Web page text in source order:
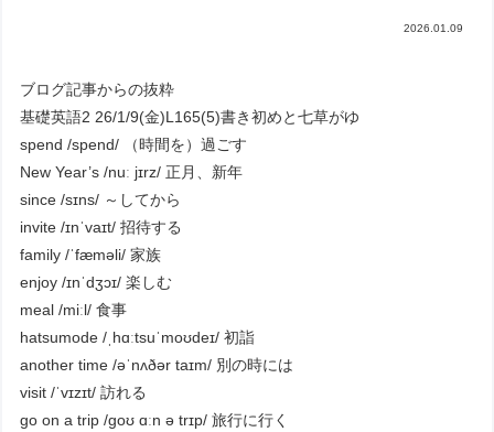
2026.01.09
ブログ記事からの抜粋
基礎英語2 26/1/9(金)L165(5)書き初めと七草がゆ
spend /spend/ （時間を）過ごす
New Year’s /nuː jɪrz/ 正月、新年
since /sɪns/ ～してから
invite /ɪnˈvaɪt/ 招待する
family /ˈfæməli/ 家族
enjoy /ɪnˈdʒɔɪ/ 楽しむ
meal /miːl/ 食事
hatsumode /ˌhɑːtsuˈmoʊdeɪ/ 初詣
another time /əˈnʌðər taɪm/ 別の時には
visit /ˈvɪzɪt/ 訪れる
go on a trip /ɡoʊ ɑːn ə trɪp/ 旅行に行く